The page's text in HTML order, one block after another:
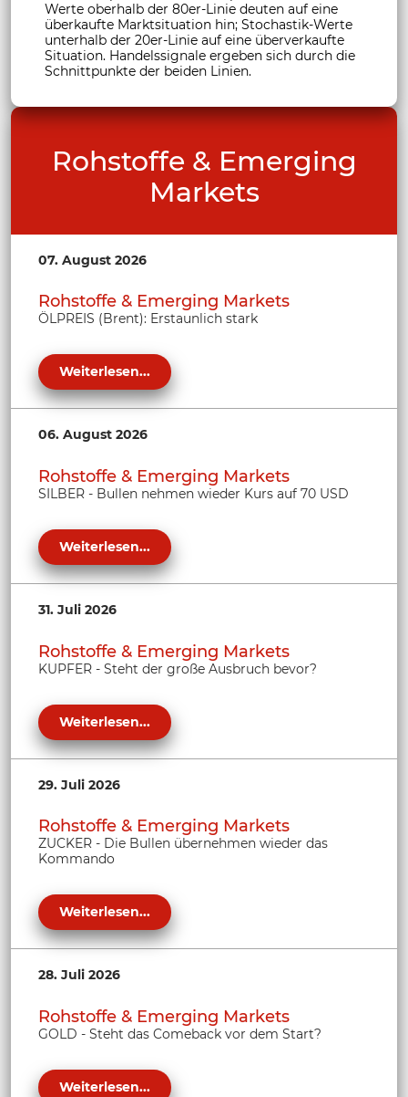
Werte oberhalb der 80er-Linie deuten auf eine
überkaufte Marktsituation hin; Stochastik-Werte
unterhalb der 20er-Linie auf eine überverkaufte
Situation. Handelssignale ergeben sich durch die
Schnittpunkte der beiden Linien.
Rohstoffe & Emerging
Markets
07. August 2026
Rohstoffe & Emerging Markets
ÖLPREIS (Brent): Erstaunlich stark
Weiterlesen...
06. August 2026
Rohstoffe & Emerging Markets
SILBER - Bullen nehmen wieder Kurs auf 70 USD
Weiterlesen...
31. Juli 2026
Rohstoffe & Emerging Markets
KUPFER - Steht der große Ausbruch bevor?
Weiterlesen...
29. Juli 2026
Rohstoffe & Emerging Markets
ZUCKER - Die Bullen übernehmen wieder das
Kommando
Weiterlesen...
28. Juli 2026
Rohstoffe & Emerging Markets
GOLD - Steht das Comeback vor dem Start?
Weiterlesen...